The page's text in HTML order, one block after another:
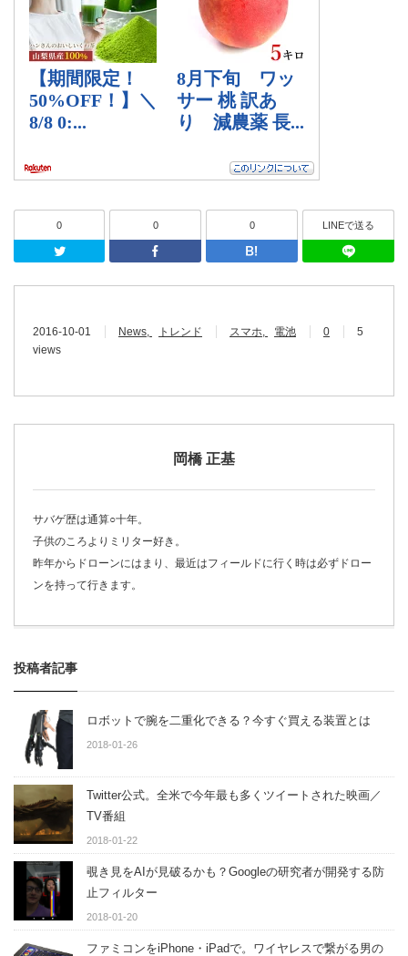
0
Twitter
0
Facebook
0
はてなブッ
LINEで送る
2016-10-01 News トレンド スマホ 電池 0
5
views
岡橋 正基
サバゲ歴は通算○十年。
子供のころよりミリター好き。
昨年からドローンにはまり、最近はフィールドに行く時は必ずドロー
ンを持って行きます。
投稿者記事
ロボットで腕を二重化できる？今すぐ買える装置とは
2018-01-26
Twitter公式。全米で今年最も多くツイートされた映画／
TV番組
2018-01-22
覗き見をAIが見破るかも？Googleの研究者が開発する防
止フィルター
2018-01-20
ファミコンをiPhone・iPadで。ワイヤレスで繋がる男の